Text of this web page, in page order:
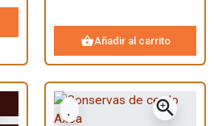
shopping_basketAñadir al carrito
zoom_in